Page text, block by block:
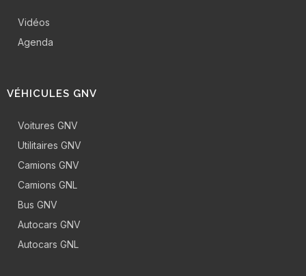
Vidéos
Agenda
VÉHICULES GNV
Voitures GNV
Utilitaires GNV
Camions GNV
Camions GNL
Bus GNV
Autocars GNV
Autocars GNL